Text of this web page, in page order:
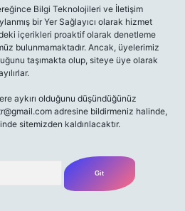
Bilgi Teknolojileri ve İletişim
bir Yer Sağlayıcı olarak hizmet
içerikleri proaktif olarak denetleme
bulunmamaktadır. Ancak, üyelerimiz
taşımakta olup, siteye üye olarak
aykırı olduğunu düşündüğünüz
adresine bildirmeniz halinde,
sitemizden kaldırılacaktır.